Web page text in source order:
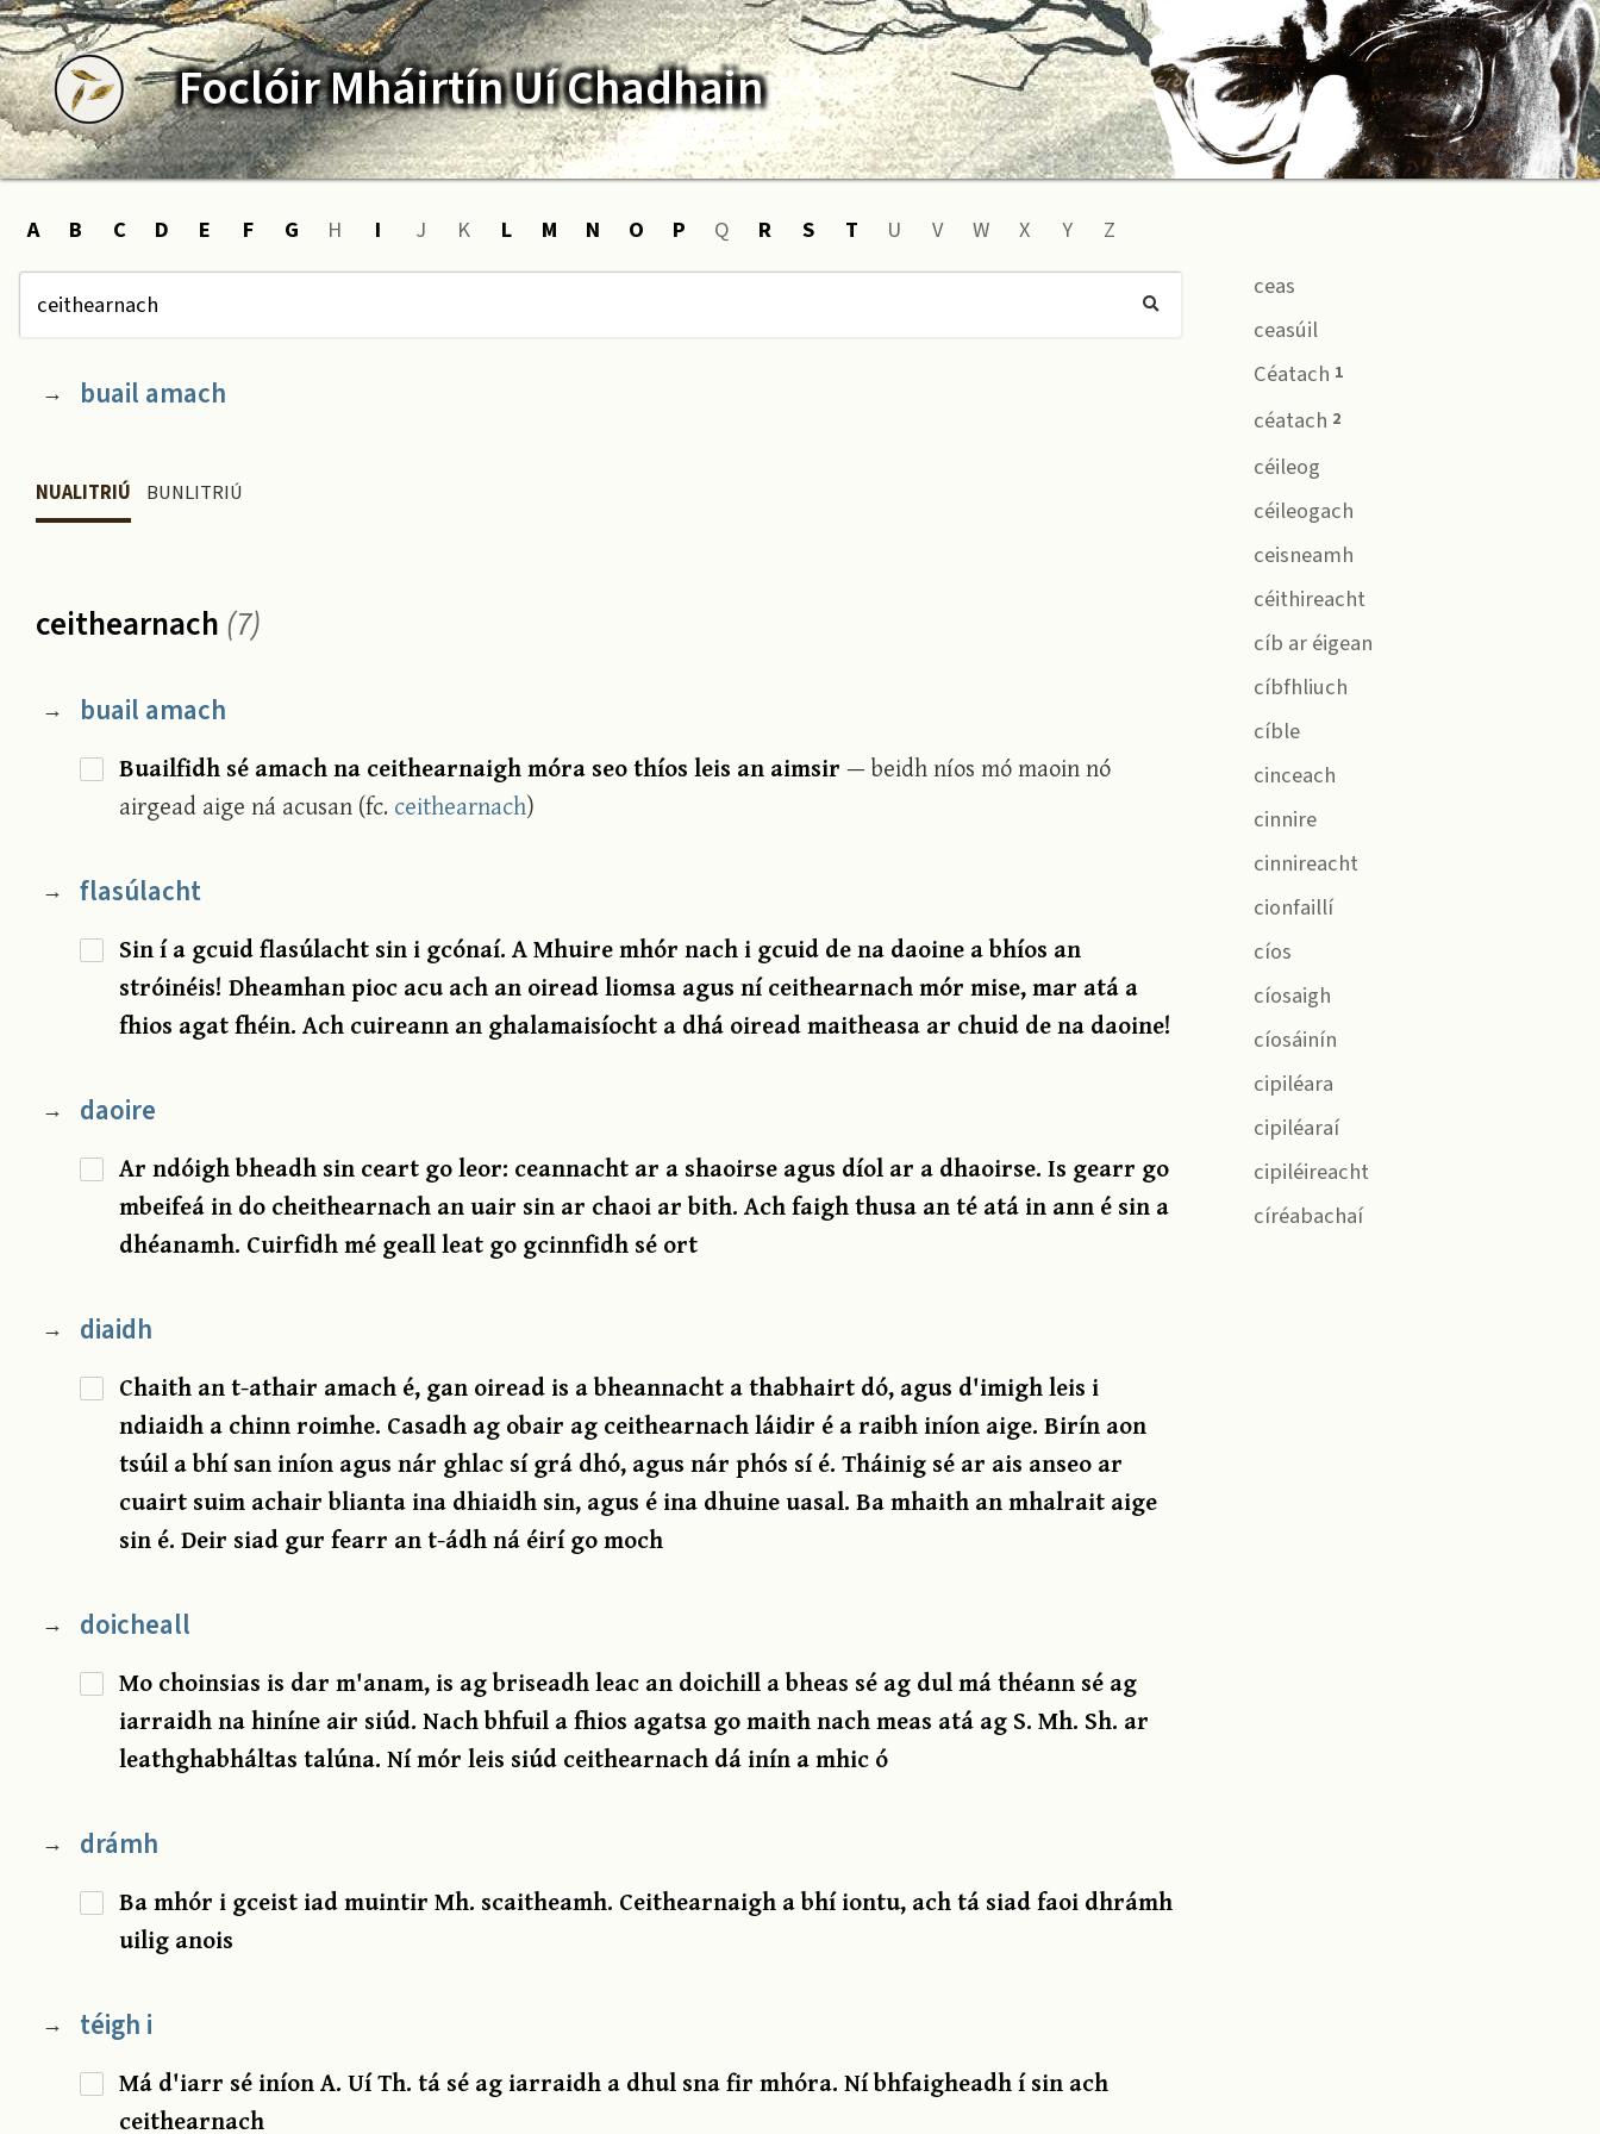
FoclóirMháirtínUí Chadhain
A B C D E F G H I J K L M N O P Q R S T U V W X Y Z
→ buail amach
NUALITRIÚ BUNLITRIÚ
ceithearnach (7)
→ buail amach
Buailfidh sé amach na ceithearnaigh móra seo thíos leis an aimsir— beidh níos mó maoin nó
airgead aige ná acusan (fc.ceithearnach)
→ flasúlacht
Sin í a gcuid flasúlacht sin i gcónaí. A Mhuire mhór nach i gcuid de na daoine a bhíos an
stróinéis! Dheamhan pioc acu ach an oiread liomsa agus ní ceithearnach mór mise, mar atá a
fhios agat fhéin. Ach cuireann an ghalamaisíocht a dhá oiread maitheasa ar chuid de na daoine!
→ daoire
Ar ndóigh bheadh sin ceart go leor: ceannacht ar a shaoirse agus díol ar a dhaoirse. Is gearr go
mbeifeá in do cheithearnach an uair sin ar chaoi ar bith. Ach faigh thusa an té atá in ann é sin a
dhéanamh. Cuirfidh mé geall leat go gcinnfidh sé ort
→ diaidh
Chaith an t-athair amach é, gan oiread is a bheannacht a thabhairt dó, agus d'imigh leis i
ndiaidh a chinn roimhe. Casadh ag obair ag ceithearnach láidir é a raibh iníon aige. Birín aon
tsúil a bhí san iníon agus nár ghlac sí grá dhó, agus nár phós sí é. Tháinig sé ar ais anseo ar
cuairt suim achair blianta ina dhiaidh sin, agus é ina dhuine uasal. Ba mhaith an mhalrait aige
sin é. Deir siad gur fearr an t-ádh ná éirí go moch
→ doicheall
Mo choinsias is dar m'anam, is ag briseadh leac an doichill a bheas sé ag dul má théann sé ag
iarraidh na hiníne air siúd. Nach bhfuil a fhios agatsa go maith nach meas atá ag S. Mh. Sh. ar
leathghabháltas talúna. Ní mór leis siúd ceithearnach dá inín a mhic ó
→ drámh
Ba mhór i gceist iad muintir Mh. scaitheamh. Ceithearnaigh a bhí iontu, ach tá siad faoi dhrámh
uilig anois
→ téigh i
Má d'iarr sé iníon A. Uí Th. tá sé ag iarraidh a dhul sna fir mhóra. Ní bhfaigheadh í sin ach
ceithearnach
ceas
ceasúil
Céatach 1
céatach 2
céileog
céileogach
ceisneamh
céithireacht
cíb ar éigean
cíbfhliuch
cíble
cinceach
cinnire
cinnireacht
cionfaillí
cíos
cíosaigh
cíosáinín
cipiléara
cipiléaraí
cipiléireacht
círéabachaí